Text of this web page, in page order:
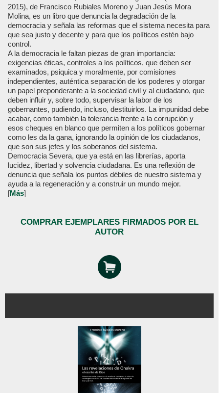
2015), de Francisco Rubiales Moreno y Juan Jesús Mora
Molina, es un libro que denuncia la degradación de la
democracia y señala las reformas que el sistema necesita para
que sea justo y decente y para que los políticos estén bajo
control.
A la democracia le faltan piezas de gran importancia:
exigencias éticas, controles a los políticos, que deben ser
examinados, psiquica y moralmente, por comisiones
independientes, auténtica separación de los poderes y otorgar
un papel preponderante a la sociedad civil y al ciudadano, que
deben influir y, sobre todo, supervisar la labor de los
gobernantes, pudiendo, incluso, destituirlos. La impunidad debe
acabar, como también la tolerancia frente a la corrupción y
esos cheques en blanco que permiten a los políticos gobernar
como les da la gana, ignorando la opinión de los ciudadanos,
que son sus jefes y los soberanos del sistema.
Democracia Severa, que ya está en las librerías, aporta
lucidez, libertad y solvencia ciudadana. Es una reflexión de
denuncia que señala los puntos débiles de nuestro sistema y
ayuda a la regeneración y a construir un mundo mejor.
[Más]
COMPRAR EJEMPLARES FIRMADOS POR EL
AUTOR